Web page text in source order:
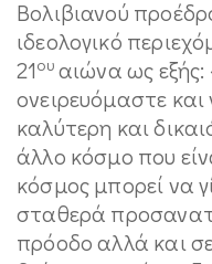
Βολιβιανού
ιδεολογικό
21ουαιώνα ως
ονειρευόμαστε
καλύτερη και
άλλο κόσμο που
κόσμος μπορεί να
σταθερά
πρόοδο αλλά και